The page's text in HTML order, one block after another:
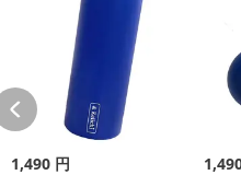
1,490 円